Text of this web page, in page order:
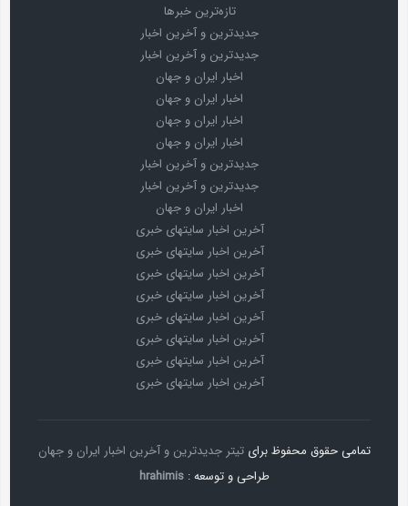
تازه‌ترین خبرها
جدیدترین و آخرین اخبار
جدیدترین و آخرین اخبار
اخبار ایران و جهان
اخبار ایران و جهان
اخبار ایران و جهان
اخبار ایران و جهان
جدیدترین و آخرین اخبار
جدیدترین و آخرین اخبار
اخبار ایران و جهان
آخرین اخبار سایتهای خبری
آخرین اخبار سایتهای خبری
آخرین اخبار سایتهای خبری
آخرین اخبار سایتهای خبری
آخرین اخبار سایتهای خبری
آخرین اخبار سایتهای خبری
آخرین اخبار سایتهای خبری
آخرین اخبار سایتهای خبری
تمامی حقوق محفوظ برای تیتر جدیدترین و آخرین اخبار ایران و جهان
طراحی و توسعه : hrahimis